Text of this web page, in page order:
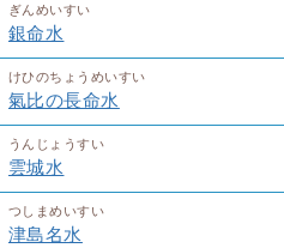
ぎんめいすい
銀命水
けひのちょうめいすい
氣比の長命水
うんじょうすい
雲城水
つしまめいすい
津島名水